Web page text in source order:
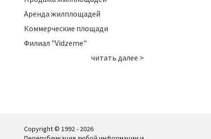
Аренда жилплощадей
Коммерческие площади
Филиал "Vidzeme"
читать далее >
Copyright © 1992 - 2026